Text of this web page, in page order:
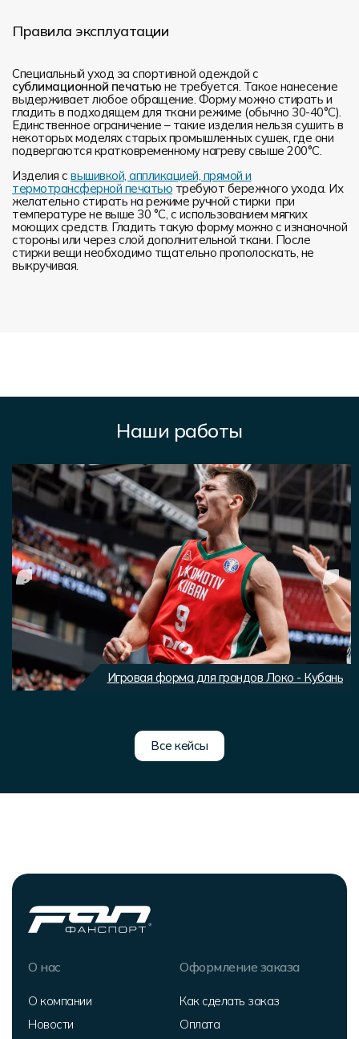
Правила эксплуатации
Специальный уход за спортивной одеждой с
сублимационной печатью не требуется. Такое нанесение
выдерживает любое обращение. Форму можно стирать и
гладить в подходящем для ткани режиме (обычно 30-40°С).
Единственное ограничение – такие изделия нельзя сушить в
некоторых моделях старых промышленных сушек, где они
подвергаются кратковременному нагреву свыше 200°С.
Изделия с вышивкой, аппликацией, прямой и
термотрансферной печатью требуют бережного ухода. Их
желательно стирать на режиме ручной стирки при
температуре не выше 30 °C, с использованием мягких
моющих средств. Гладить такую форму можно с изнаночной
стороны или через слой дополнительной ткани. После
стирки вещи необходимо тщательно прополоскать, не
выкручивая.
Наши работы
Игровая форма для грандов Локо - Кубань
Все кейсы
О нас
О компании
Новости
Оформление заказа
Как сделать заказ
Оплата